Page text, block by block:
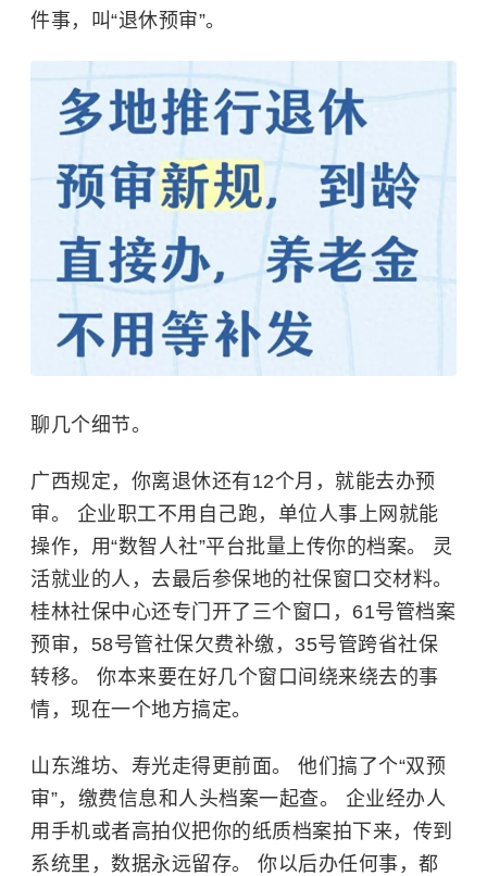
件事，叫“退休预审”。
聊几个细节。
广西规定，你离退休还有12个月，就能去办预
审。 企业职工不用自己跑，单位人事上网就能
操作，用“数智人社”平台批量上传你的档案。 灵
活就业的人，去最后参保地的社保窗口交材料。
桂林社保中心还专门开了三个窗口，61号管档案
预审，58号管社保欠费补缴，35号管跨省社保
转移。 你本来要在好几个窗口间绕来绕去的事
情，现在一个地方搞定。
山东潍坊、寿光走得更前面。 他们搞了个“双预
审”，缴费信息和人头档案一起查。 企业经办人
用手机或者高拍仪把你的纸质档案拍下来，传到
系统里，数据永远留存。 你以后办任何事，都